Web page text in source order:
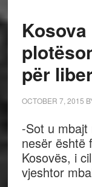
për
OCTOBER 7, 2015
-Sot u
nesër është
Kosovës, i
vjeshtor